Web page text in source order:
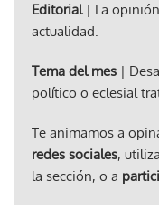
Editorial| La opinión
actualidad.
Tema del mes |
político o eclesial
Te animamos a
redes sociales,
la sección, o a